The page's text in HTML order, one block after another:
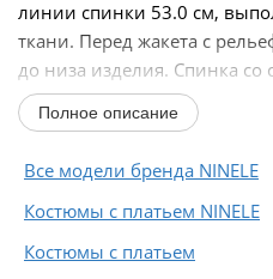
линии спинки 53.0 см,
ткани. Перед жакета с
до низа изделия. Спинка
рельефами, идущими от
Полное описание
Все модели бренда NINELE
Костюмы с платьем NINELE
Костюмы с платьем